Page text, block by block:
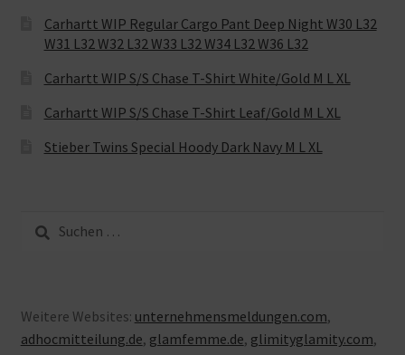
Carhartt WIP Regular Cargo Pant Deep Night W30 L32
W31 L32 W32 L32 W33 L32 W34 L32 W36 L32
Carhartt WIP S/S Chase T-Shirt White/Gold M L XL
Carhartt WIP S/S Chase T-Shirt Leaf/Gold M L XL
Stieber Twins Special Hoody Dark Navy M L XL
nach:
Weitere Websites: unternehmensmeldungen.com,
adhocmitteilung.de, glamfemme.de, glimityglamity.com,